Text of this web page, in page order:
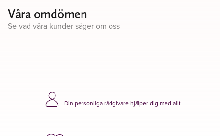
Våra omdömen
Se vad våra kunder säger om oss
Din personliga rådgivare hjälper dig med allt